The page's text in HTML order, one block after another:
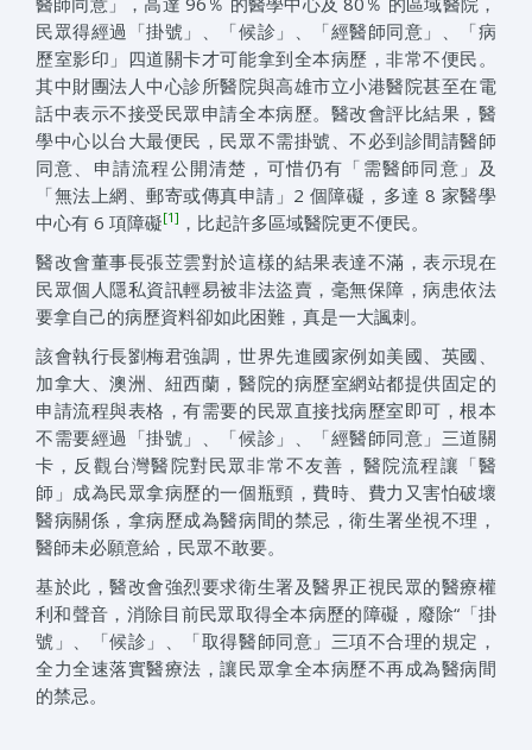
民眾得經過「掛號」、「候診」、「經醫師同意」、「病
歷室影印」四道關卡才可能拿到全本病歷，非常不便民。
其中財團法人中心診所醫院與高雄市立小港醫院甚至在電
話中表示不接受民眾申請全本病歷。醫改會評比結果，醫
學中心以台大最便民，民眾不需掛號、不必到診間請醫師
同意、申請流程公開清楚，可惜仍有「需醫師同意」及
「無法上網、郵寄或傳真申請」2 個障礙，多達 8 家醫學
中心有 6 項障礙[1] ，比起許多區域醫院更不便民。
醫改會董事長張苙雲對於這樣的結果表達不滿，表示現在
民眾個人隱私資訊輕易被非法盜賣，毫無保障，病患依法
要拿自己的病歷資料卻如此困難，真是一大諷刺。
該會執行長劉梅君強調，世界先進國家例如美國、英國、
加拿大、澳洲、紐西蘭，醫院的病歷室網站都提供固定的
申請流程與表格，有需要的民眾直接找病歷室即可，根本
不需要經過「掛號」、「候診」、「經醫師同意」三道關
卡，反觀台灣醫院對民眾非常不友善，醫院流程讓「醫
師」成為民眾拿病歷的一個瓶頸，費時、費力又害怕破壞
醫病關係，拿病歷成為醫病間的禁忌，衛生署坐視不理，
醫師未必願意給，民眾不敢要。
基於此，醫改會強烈要求衛生署及醫界正視民眾的醫療權
利和聲音，消除目前民眾取得全本病歷的障礙，廢除“「掛
號」、「候診」、「取得醫師同意」三項不合理的規定，
全力全速落實醫療法，讓民眾拿全本病歷不再成為醫病間
的禁忌。